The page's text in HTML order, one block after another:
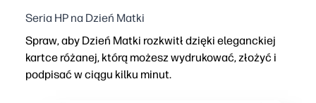
Seria HP na Dzień Matki
Spraw, aby Dzień Matki rozkwitł dzięki eleganckiej
kartce różanej, którą możesz wydrukować, złożyć i
podpisać w ciągu kilku minut.